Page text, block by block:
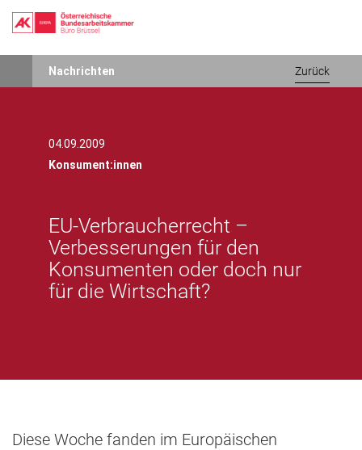
Nachrichten Zurück
04.09.2009
Konsument:innen
EU-Verbraucherrecht –
Verbesserungen für den
Konsumenten oder doch nur
für die Wirtschaft?
Diese Woche fanden im Europäischen